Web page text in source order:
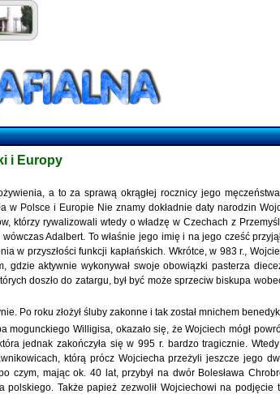
i Europy
a to za sprawą okrągłej rocznicy jego
w Polsce i Europie Nie znamy dokładnie daty narodzin
którzy rywalizowali wtedy o władzę w Czechach z
Adalbert. To właśnie jego imię i na jego cześć
w przyszłości funkcji kapłańskich. Wkrótce, w 983 r.,
aktywnie wykonywał swoje obowiązki pasterza
doszło do zatargu, był być może sprzeciw biskupa
Po roku złożył śluby zakonne i tak został mnichem
Willigisa, okazało się, że Wojciech mógł
jednak zakończyła się w 995 r. bardzo tragicznie.
którą prócz Wojciecha przeżyli jeszcze jego
czym, mając ok. 40 lat, przybył na dwór Bolesława
Także papież zezwolił Wojciechowi na podjęcie